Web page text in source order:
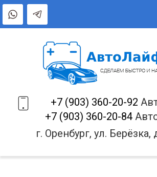
+7 (903) 360-20-92
+7 (903) 360-20-84
г. Оренбург, ул. Берёзка,